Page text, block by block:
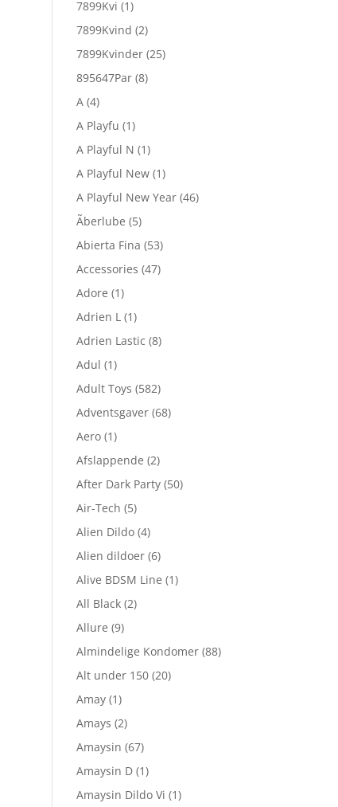
7899Kvi (1)
7899Kvind (2)
7899Kvinder (25)
895647Par (8)
A (4)
A Playfu (1)
A Playful N (1)
A Playful New (1)
A Playful New Year (46)
Ãberlube (5)
Abierta Fina (53)
Accessories (47)
Adore (1)
Adrien L (1)
Adrien Lastic (8)
Adul (1)
Adult Toys (582)
Adventsgaver (68)
Aero (1)
Afslappende (2)
After Dark Party (50)
Air-Tech (5)
Alien Dildo (4)
Alien dildoer (6)
Alive BDSM Line (1)
All Black (2)
Allure (9)
Almindelige Kondomer (88)
Alt under 150 (20)
Amay (1)
Amays (2)
Amaysin (67)
Amaysin D (1)
Amaysin Dildo Vi (1)